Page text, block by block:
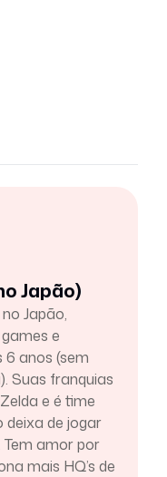
Japão)
Japão,
e
6 anos (sem
Suas franquias
e é time
deixa de jogar
Tem amor por
mais HQ’s de